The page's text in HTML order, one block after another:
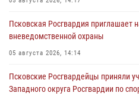
Псковская Росгвардия приглашает
вневедомственной охраны
05 августа 2026, 14:14
Псковские Росгвардейцы приняли
Западного округа Росгвардии по